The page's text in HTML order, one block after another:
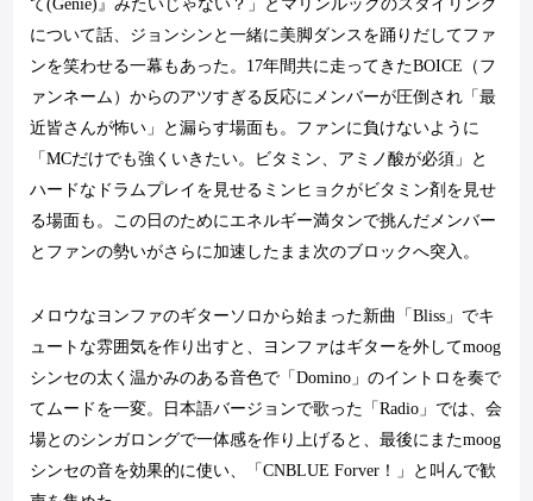
て(Genie)』みたいじゃない？」とマリンルックのスタイリング
について話、ジョンシンと一緒に美脚ダンスを踊りだしてファ
ンを笑わせる一幕もあった。 17年間共に走ってきたBOICE （フ
ァンネーム）からのアツすぎる反応にメンバーが圧倒され「最
近皆さんが怖い」と漏らす場面も。ファンに負けないように
「MCだけでも強くいきたい。ビタミン、アミノ酸が必須」と
ハードなドラムプレイを見せるミンヒョクがビタミン剤を見せ
る場面も。この日のためにエネルギー満タンで挑んだメンバー
とファンの勢いがさらに加速したまま次のブロックへ突入。
メロウなヨンファのギターソロから始まった新曲「Bliss 」でキ
ュートな雰囲気を作り出すと、ヨンファはギターを外してmoog
シンセの太く温かみのある音色で「Domino 」のイントロを奏で
てムードを一変。日本語バージョンで歌った「Radio 」では、会
場とのシンガロングで一体感を作り上げると、最後にまたmoog
シンセの音を効果的に使い、「CNBLUE Forver ！」と叫んで歓